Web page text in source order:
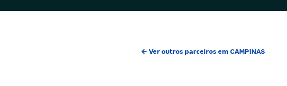
← Ver outros parceiros em CAMPINAS